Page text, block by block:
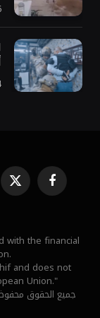
6
4
فيسبوك X
with the financial
and does not
Union."
جميع الحقوق